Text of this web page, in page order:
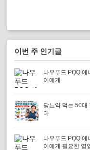
이번 주 인기글
나우푸드 PQQ 에
이에게
당뇨약 먹는 50대
다
나우푸드 PQQ 에
이에게 필요한 영